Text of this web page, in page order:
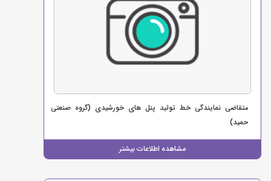
مشاهده اطلاعات بیشتر
متقاضی نمایندگی خط تولید پنل های خورشیدی (گروه صنعتی
حمید)